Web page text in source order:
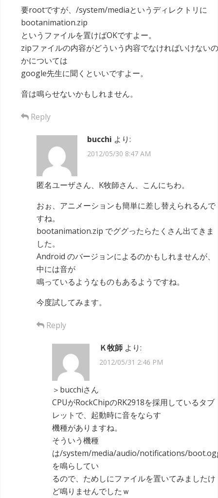
要rootですが、/system/mediaというディレクトリに
bootanimation.zip
というファイルを置けばOKですよー。
zipファイルの内容がどういう内容でなければいけないの
かについては
google先生に聞くといいですよー。
音は鳴らせないかもしれません。
Reply
bucchi より:
2012/05/30 8:47 AM
匿名ユーザさん、K牧師さん、こんにちわ。
おぉ、アニメーションも簡単に差し替えられるんで
すね。
bootanimation.zip でググったらたくさん出てきま
した。
Android のバージョンによるのかもしれませんが、
中には音が
鳴っているようなものもあるようですね。
今度試してみます。
Reply
Ｋ牧師 より:
2012/05/31 2:46 PM
＞bucchiさん
CPUがRockChipのRK2918を採用しているタブ
レットで、起動時に音をならす
機種がありますね。
そういう機種
は/system/media/audio/notifications/
を鳴らしてい
るので、ためしにファイルを置いてみましたけ
ど鳴りませんでしたｗ